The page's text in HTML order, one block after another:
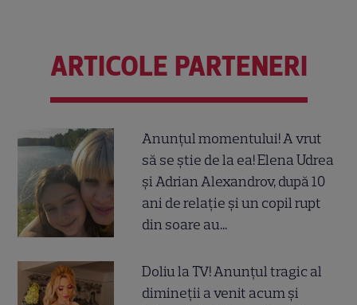
ARTICOLE PARTENERI
Anunțul momentului! A vrut
să se știe de la ea! Elena Udrea
și Adrian Alexandrov, după 10
ani de relație și un copil rupt
din soare au...
Doliu la TV! Anunțul tragic al
dimineții a venit acum și